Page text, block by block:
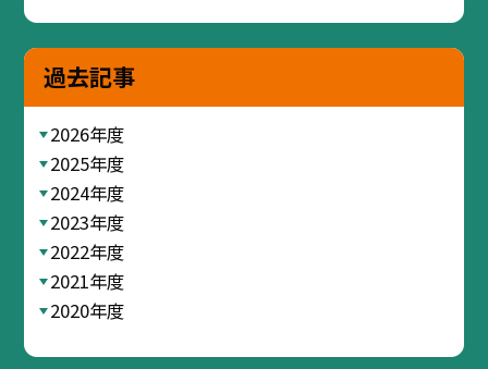
過去記事
2026年度
2025年度
2024年度
2023年度
2022年度
2021年度
2020年度